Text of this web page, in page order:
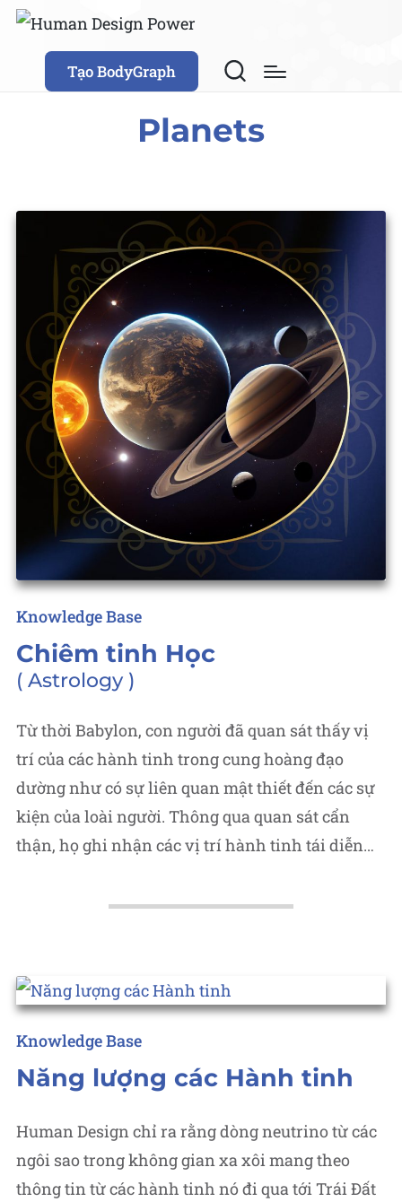
Tạo BodyGraph
Planets
Posted
in
Knowledge Base
Chiêm tinh Học
Astrology
Từ thời Babylon, con người đã quan sát thấy vị
trí của các hành tinh trong cung hoàng đạo
dường như có sự liên quan mật thiết đến các sự
kiện của loài người. Thông qua quan sát cẩn
thận, họ ghi nhận các vị trí hành tinh tái diễn…
Posted
in
Knowledge Base
Năng lượng các Hành tinh
Human Design chỉ ra rằng dòng neutrino từ các
ngôi sao trong không gian xa xôi mang theo
thông tin từ các hành tinh nó đi qua tới Trái Đất